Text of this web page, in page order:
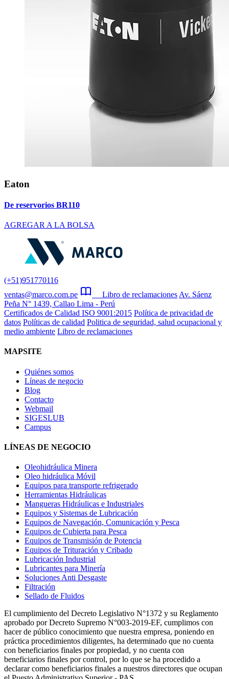
Eaton
De reservorios BR110
AGREGAR A LA BOLSA
(+51)951770116
ventas@marco.com.pe
Libro de reclamaciones Av. Sáenz
Peña N° 1439, Callao Lima - Perú
Certificados de Calidad ISO 9001:2015 Política de privacidad de
datos Políticas de calidad Politica de seguridad, salud ocupacional y
medio ambiente Libro de reclamaciones
MAPSITE
Quiénes somos
Líneas de negocio
Blog
Contacto
Webmail
SIGESLUB
Campus
LÍNEAS DE NEGOCIO
Oleohidráulica Minera
Oleo hidráulica Móvil
Equipos para transporte refrigerado
Herramientas Hidráulicas
Mangueras Hidráulicas e Industriales
Equipos y Sistemas de Lubricación
Equipos de Navegación, Comunicación y Pesca
Equipos de Cubierta para Pesca
Equipos de Transmisión de Potencia
Equipos de Trituración y Cribado
Lubricación Industrial
Lubricantes para Minería
Soluciones Anti Desgaste
Filtración
Sellado de Fluidos
El cumplimiento del Decreto Legislativo N°1372 y su Reglamento
aprobado por Decreto Supremo N°003-2019-EF, cumplimos con
hacer de público conocimiento que nuestra empresa, poniendo en
práctica procedimientos diligentes, ha determinado que no cuenta
con beneficiarios finales por propiedad, y no cuenta con
beneficiarios finales por control, por lo que se ha procedido a
declarar como beneficiarios finales a nuestros directores que ocupan